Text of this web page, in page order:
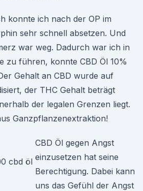
konnte ich nach der OP im
sehr schnell absetzen. Und
war weg. Dadurch war ich in
zu führen, konnte CBD Öl 10%
Gehalt an CBD wurde auf
der THC Gehalt beträgt
der legalen Grenzen liegt.
Ganzpflanzenextraktion!
CBD Öl gegen Angst
einzusetzen hat seine
Berechtigung. Dabei kann
uns das Gefühl der Angst